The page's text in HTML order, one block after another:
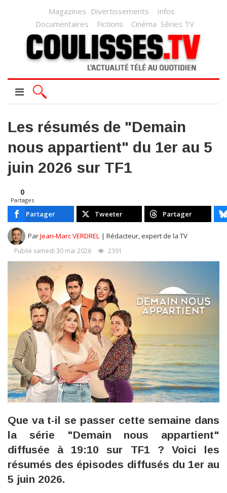
Magazines Divertissements
Infos
Documentaires
Fictions Cinéma Séries TV
Les résumés de "Demain
nous appartient" du 1er au 5
juin 2026 sur TF1
0
Partages
Partager Tweeter Partager
ParJean-Marc VERDREL | Rédacteur, expert de la TV
Publié samedi 30 mai 2026 2391
Que va t-il se passer cette semaine dans
la série "Demain nous appartient"
diffusée à 19:10 sur TF1 ? Voici les
résumés des épisodes diffusés du 1er au
5 juin 2026.